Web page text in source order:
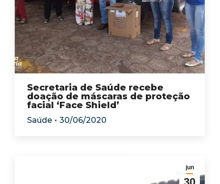
Secretaria de Saúde recebe
doação de máscaras de proteção
facial ‘Face Shield’
Saúde 30/06/2020
jun